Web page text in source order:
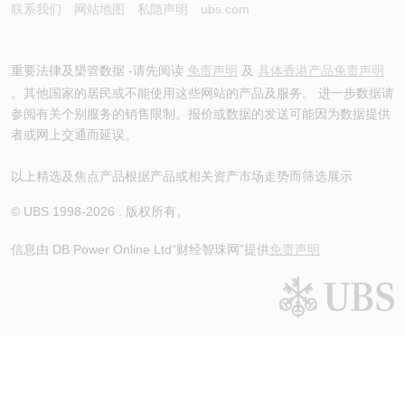
联系我们 网站地图 私隐声明 ubs.com
重要法律及槼管数据 -请先阅读 免责声明 及 具体香港产品免责声明
。其他国家的居民或不能使用这些网站的产品及服务。 进一步数据请
参阅有关个别服务的销售限制。报价或数据的发送可能因为数据提供
者或网上交通而延误。
以上精选及焦点产品根据产品或相关资产市场走势而筛选展示
© UBS 1998-2026 . 版权所有。
信息由 DB Power Online Ltd“财经智珠网”提供免责声明